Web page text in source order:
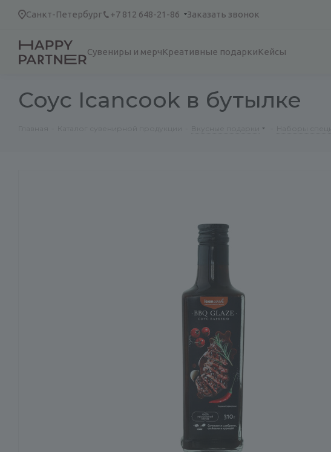
Санкт-Петербург +7 812 648-21-86 Заказать звонок
Сувениры и мерчКреативные подаркиКейсы
Соус Icancook в бутылке